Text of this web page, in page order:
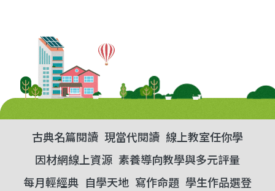
古典名篇閱讀 現當代閱讀 線上教室任你學
因材網線上資源 素養導向教學與多元評量
每月輕經典 自學天地 寫作命題 學生作品選登